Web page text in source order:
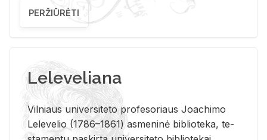
PERŽIŪRĖTI
Leleveliana
Vil­niaus uni­ver­si­te­to pro­fe­so­riaus Jo­a­chi­mo
Le­le­ve­lio (1786–1861) as­me­ni­nė bi­b­lio­te­ka, te­